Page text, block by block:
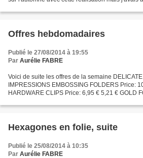
Offres hebdomadaires
Publié le 27/08/2014 à 19:55
Par Aurélie FABRE
Voici de suite les offres de la semaine
IMPRESSIONS EMBOSSING FOLDERS Price:
HARDWARE CLIPS Price: 6,95 € 5,21 € GOLD
Hexagones en folie, suite
Publié le 25/08/2014 à 10:35
Par Aurélie FABRE